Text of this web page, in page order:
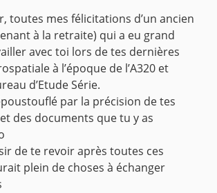
toutes mes félicitations d’un ancien
à la retraite) qui a eu grand
avec toi lors de tes dernières
à l’époque de l’A320 et
d’Etude Série.
par la précision de tes
des documents que tu y as
de te revoir après toutes ces
plein de choses à échanger